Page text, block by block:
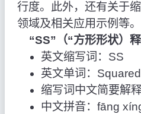
行度。此外，还有关于
领域及相关应用示例等。
“SS”（“方形形状）
英文缩写词：SS
英文单词：
缩写词中文简要解
中文拼音：fāng